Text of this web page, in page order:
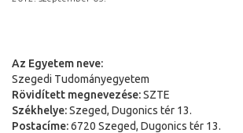
Az Egyetem neve:
Szegedi Tudományegyetem
Rövidített megnevezése:SZTE
Székhelye:Szeged, Dugonics tér 13.
Postacíme:6720 Szeged, Dugonics tér 13.